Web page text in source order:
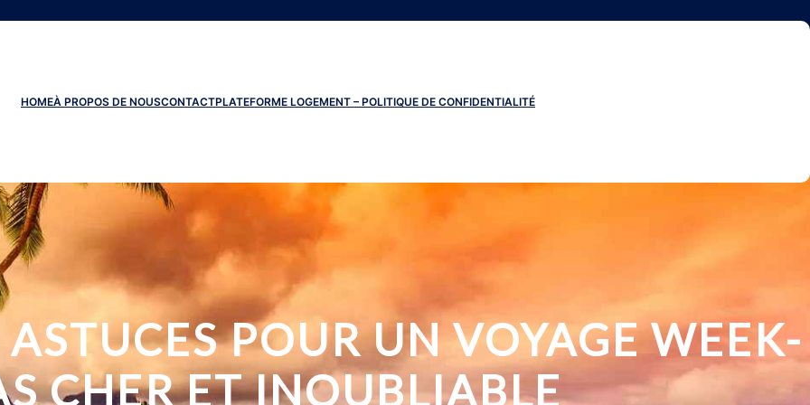
HOMEÀ PROPOS DE NOUSCONTACTPLATEFORME LOGEMENT – POLITIQUE DE CONFIDENTIALITÉ
POUR UN VOYAGE WEEK-
CHER ET INOUBLIABLE